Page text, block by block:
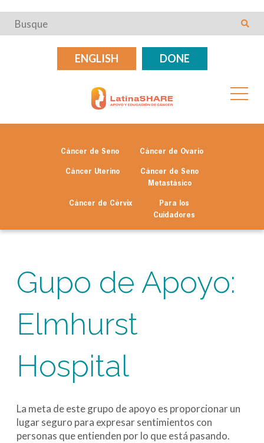
ENGLISH DONE
Cáncer de Seno Cáncer de Ovario
Cáncer Uterino
Cáncer de Seno
Metastásico
Cáncer de Cérvix
Para los
Cuidadores
Gupo de Apoyo:
Elmhurst
Hospital
La meta de este grupo de apoyo es proporcionar un
lugar seguro para expresar sentimientos con
personas que entienden por lo que está pasando.